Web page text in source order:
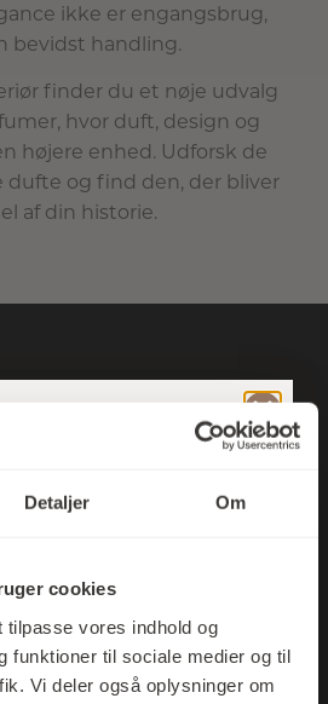
Detaljer Om
cookies
vores indhold og
funktioner til sociale medier og til
Vi deler også oplysninger om
ikke er engangsbrug,
bevidst handling.
finder du et nøje udvalg
hvor duft, design og
højere enhed. Udforsk de
dufte og find den, der bliver
af din historie.
med fokus på kontrast. Vi
Tidløst og contemporay.
Vi vælger altid kun de
kan stå for. Som vi bare må
sit eget unikke formsprog og
DIG
VORES
10% I
PÅ DIT
KØB